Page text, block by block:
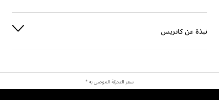
نبذة عن كاتريس
سعر التجزئة الموصى به *